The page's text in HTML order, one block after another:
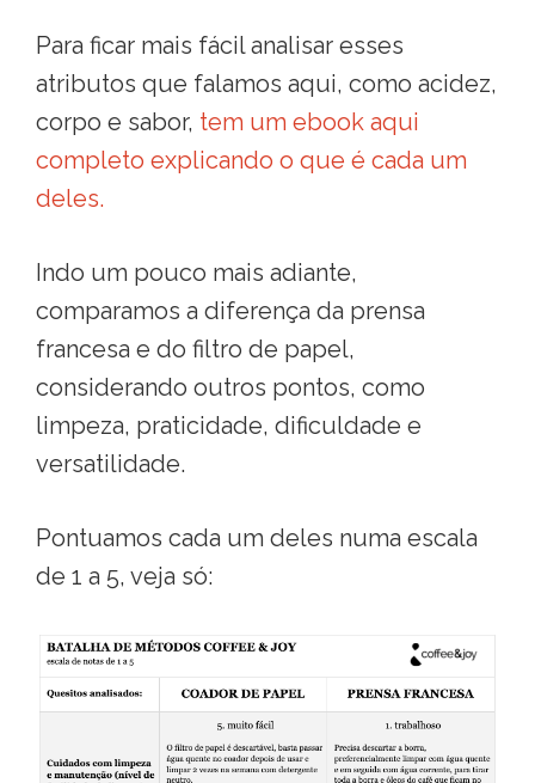
Para ficar mais fácil analisar esses
atributos que falamos aqui, como acidez,
corpo e sabor, tem um ebook aqui
completo explicando o que é cada um
deles.
Indo um pouco mais adiante,
comparamos a diferença da prensa
francesa e do filtro de papel,
considerando outros pontos, como
limpeza, praticidade, dificuldade e
versatilidade.
Pontuamos cada um deles numa escala
de 1 a 5, veja só: